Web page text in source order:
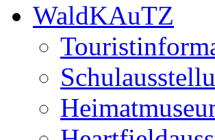
WaldKAuTZ